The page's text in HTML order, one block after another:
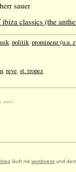
sauer
classics (the
,politik,prominenz (u.u.
,reve,st. tropez
läuft mit wordpress und